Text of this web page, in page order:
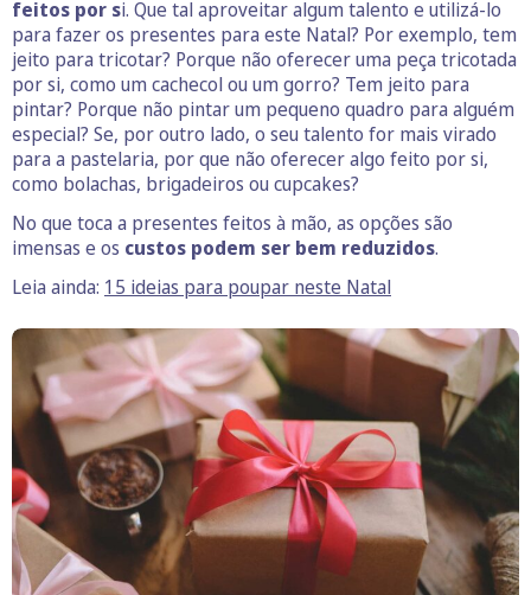
feitos por si. Que tal aproveitar algum talento e utilizá-lo
para fazer os presentes para este Natal? Por exemplo, tem
jeito para tricotar? Porque não oferecer uma peça tricotada
por si, como um cachecol ou um gorro? Tem jeito para
pintar? Porque não pintar um pequeno quadro para alguém
especial? Se, por outro lado, o seu talento for mais virado
para a pastelaria, por que não oferecer algo feito por si,
como bolachas, brigadeiros ou cupcakes?
No que toca a presentes feitos à mão, as opções são
imensas e os custos podem ser bem reduzidos.
Leia ainda: 15 ideias para poupar neste Natal